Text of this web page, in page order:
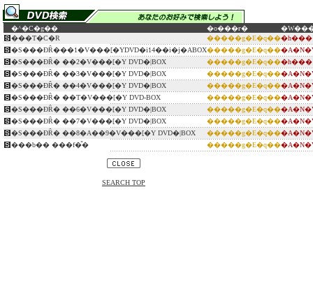
�^�C�g�� �o���ғ�
���T�C�R
�����g�E�q��
�S���ƉȒ���1�V���[�YDVD�i14��i�j�ABOX�����g�E�q��
�S���ƉȒ� ��2�V���[�Y DVD�|BOX
�����g�E�q��
�S���ƉȒ� ��3�V���[�Y DVD�|BOX
�����g�E�q��
�S���ƉȒ� ��4�V���[�Y DVD�|BOX
�����g�E�q��
�S���ƉȒ� ��T�V���[�Y DVD-BOX
�����g�E�q��
�S���ƉȒ� ��6�V���[�Y DVD�|BOX
�����g�E�q��
�S���ƉȒ� ��7�V���[�Y DVD�|BOX
�����g�E�q��
�S���ƉȒ� ��8�A��9�V���[�Y DVD�|BOX
�����g�E�q��
���b�� ���f�̎�
�����g�E�q��
SEARCH TOP